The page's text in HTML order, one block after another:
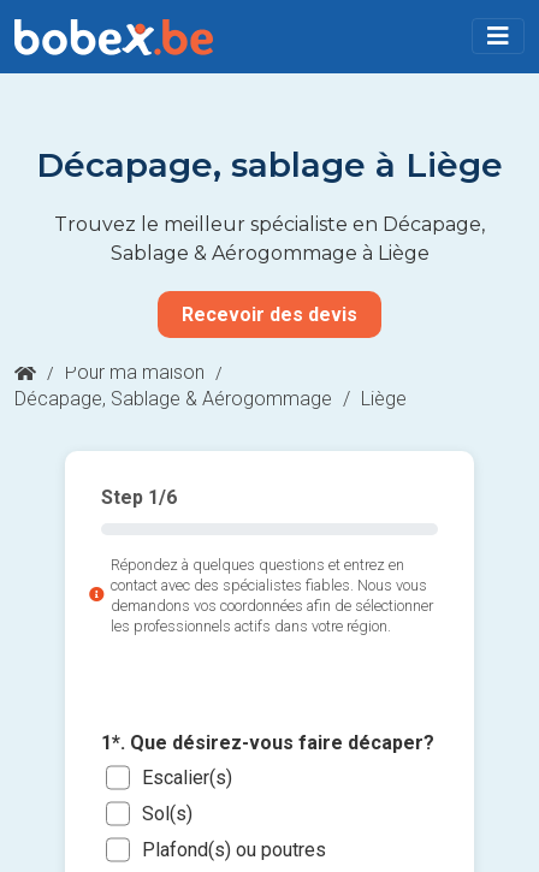
Décapage, sablage à Liège
Trouvez le meilleur spécialiste en Décapage,
Sablage & Aérogommage à Liège
Recevoir des devis
/ Pour ma maison /
Décapage, Sablage & Aérogommage / Liège
Step 1/6
Répondez à quelques questions et entrez en
contact avec des spécialistes fiables. Nous vous
demandons vos coordonnées afin de sélectionner
les professionnels actifs dans votre région.
1*. Que désirez-vous faire décaper?
Escalier(s)
Sol(s)
Plafond(s) ou poutres